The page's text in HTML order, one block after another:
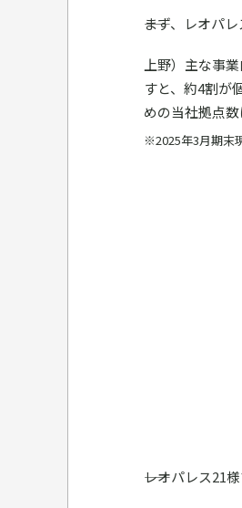
――まず、レオパ
上野）主な事
すと、約4割が
めの当社拠点
※2025年3月期末
――レオパレス